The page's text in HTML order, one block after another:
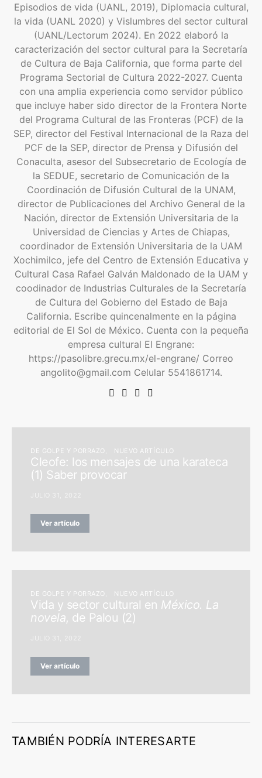
Episodios de vida (UANL, 2019), Diplomacia cultural,
la vida (UANL 2020) y Vislumbres del sector cultural
(UANL/Lectorum 2024). En 2022 elaboró la
caracterización del sector cultural para la Secretaría
de Cultura de Baja California, que forma parte del
Programa Sectorial de Cultura 2022-2027. Cuenta
con una amplia experiencia como servidor público
que incluye haber sido director de la Frontera Norte
del Programa Cultural de las Fronteras (PCF) de la
SEP, director del Festival Internacional de la Raza del
PCF de la SEP, director de Prensa y Difusión del
Conaculta, asesor del Subsecretario de Ecología de
la SEDUE, secretario de Comunicación de la
Coordinación de Difusión Cultural de la UNAM,
director de Publicaciones del Archivo General de la
Nación, director de Extensión Universitaria de la
Universidad de Ciencias y Artes de Chiapas,
coordinador de Extensión Universitaria de la UAM
Xochimilco, jefe del Centro de Extensión Educativa y
Cultural Casa Rafael Galván Maldonado de la UAM y
coodinador de Industrias Culturales de la Secretaría
de Cultura del Gobierno del Estado de Baja
California. Escribe quincenalmente en la página
editorial de El Sol de México. Cuenta con la pequeña
empresa cultural El Engrane:
https://pasolibre.grecu.mx/el-engrane/ Correo
angolito@gmail.com Celular 5541861714.
DE GOLPE Y PORRAZO NUEVO ARTÍCULO
Cleofe: los mensajes de una karateca
(1) Saber provocar
JULIO 31, 2022
Ver artículo
DE GOLPE Y PORRAZO NUEVO ARTÍCULO
Vida y sector cultural en México. La
novela, de Palou (2)
JULIO 31, 2022
Ver artículo
TAMBIÉN PODRÍA INTERESARTE